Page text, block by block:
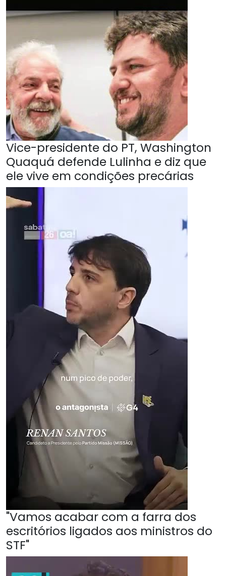
Vice-presidente do PT, Washington
Quaquá defende Lulinha e diz que
ele vive em condições precárias
"Vamos acabar com a farra dos
escritórios ligados aos ministros do
STF"